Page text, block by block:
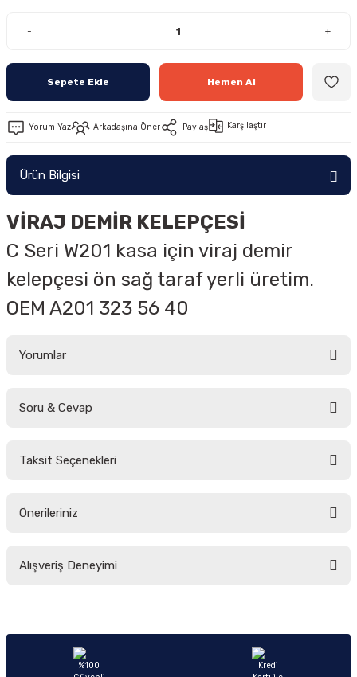
- +
Sepete Ekle Hemen Al
Yorum Yaz Arkadaşına Öner Paylaş Karşılaştır
Ürün Bilgisi
VİRAJ DEMİR KELEPÇESİ
C Seri W201 kasa için viraj demir
kelepçesi ön sağ taraf yerli üretim.
OEM A201 323 56 40
Yorumlar
Soru & Cevap
Taksit Seçenekleri
Önerileriniz
yetersiz gördüğünüz noktaları öneri formunu kullanarak tarafımıza
Ürün açıklamasında eksik bilgiler bulunuyor.
Alışveriş Deneyimi
Sitemize ilk yorumu siz yapın!